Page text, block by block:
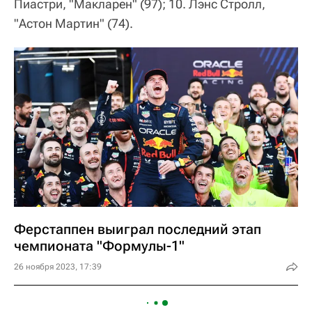
Пиастри, "Макларен" (97); 10. Лэнс Стролл,
"Астон Мартин" (74).
Ферстаппен выиграл последний этап
чемпионата "Формулы-1"
26 ноября 2023, 17:39